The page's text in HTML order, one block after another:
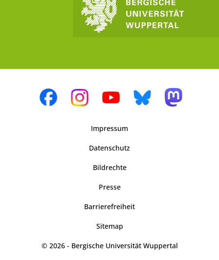
Impressum
Datenschutz
Bildrechte
Presse
Barrierefreiheit
Sitemap
© 2026 - Bergische Universität Wuppertal